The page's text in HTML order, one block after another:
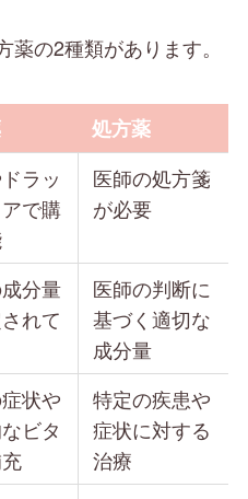
の2種類があります。
処方薬
ラッ
で購
医師の処方箋
が必要
分量
れて
医師の判断に
基づく適切な
成分量
状や
ビタ
特定の疾患や
症状に対する
治療